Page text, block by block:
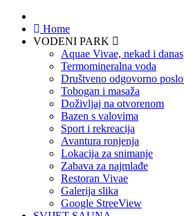
Home
VODENI PARK
Aquae Vivae, nekad i danas
Termomineralna voda
Društveno odgovorno
Tobogan i masaža
Doživljaj na otvorenom
Bazen s valovima
Sport i rekreacija
Avantura ronjenja
Lokacija za snimanje
Zabava za najmlađe
Restoran Vivae
Galerija slika
Google StreeView